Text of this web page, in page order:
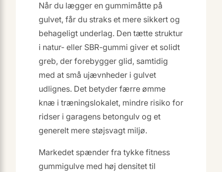
Når du lægger en gummimåtte på
gulvet, får du straks et mere sikkert og
behageligt underlag. Den tætte struktur
i natur- eller SBR-gummi giver et solidt
greb, der forebygger glid, samtidig
med at små ujævnheder i gulvet
udlignes. Det betyder færre ømme
knæ i træningslokalet, mindre risiko for
ridser i garagens betongulv og et
generelt mere støjsvagt miljø.
Markedet spænder fra tykke fitness
gummigulve med høj densitet til